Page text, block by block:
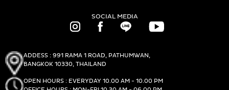
SOCIAL MEDIA
ADDESS : 991 RAMA 1 ROAD, PATHUMWAN,
BANGKOK 10330, THAILAND
OPEN HOURS : EVERYDAY 10.00 AM - 10.00 PM